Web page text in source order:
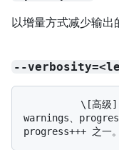
以增量方式减少输出
--
warnings、